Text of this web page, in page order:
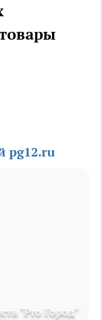
pg12.ru
"Pro Город"